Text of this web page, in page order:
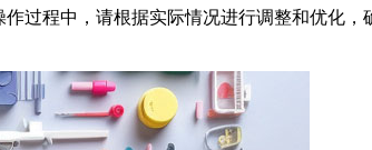
过程中，请根据实际情况进行调整和优化